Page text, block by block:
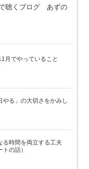
聴くブログ あずの
月でやっていること
やる」の大切さをかみし
る時間を両立する工夫
トの話）